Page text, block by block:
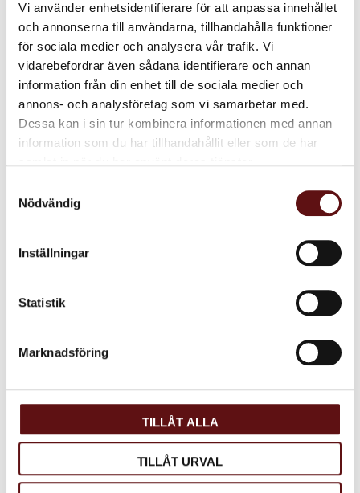
Vi använder enhetsidentifierare för att anpassa innehållet
och annonserna till användarna, tillhandahålla funktioner
för sociala medier och analysera vår trafik. Vi
vidarebefordrar även sådana identifierare och annan
information från din enhet till de sociala medier och
annons- och analysföretag som vi samarbetar med.
Dessa kan i sin tur kombinera informationen med annan
information som du har tillhandahållit eller som de har
Nödvändig
Inställningar
Statistik
Marknadsföring
TILLÅT ALLA
TILLÅT URVAL
Lägg till i favoriter INFO
björnbärsblad, kamomill,
citronverbena, ljung, lavendel
och rosenblad.
70
Lägg till i favoriter
Ingefära Citron,
Dela med dig
LinkedIn